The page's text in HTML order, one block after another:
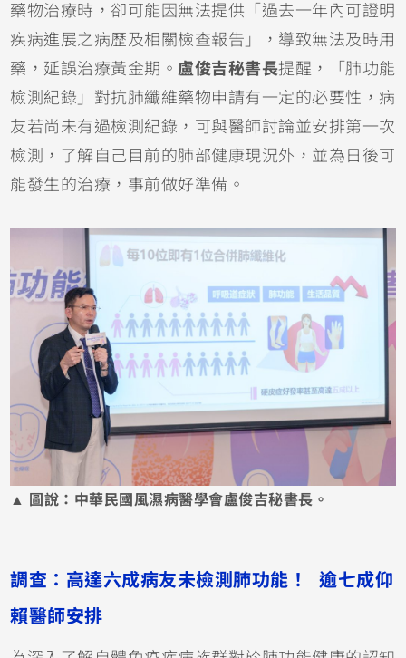
藥物治療時，卻可能因無法提供「過去一年內可證明
疾病進展之病歷及相關檢查報告」，導致無法及時用
藥，延誤治療黃金期。 盧俊吉秘書長提醒，「肺功能
檢測紀錄」對抗肺纖維藥物申請有一定的必要性，病
友若尚未有過檢測紀錄，可與醫師討論並安排第一次
檢測，了解自己目前的肺部健康現況外，並為日後可
能發生的治療，事前做好準備。
▲ 圖說：中華民國風濕病醫學會盧俊吉秘書長。
調查：高達六成病友未檢測肺功能！ 逾七成仰
賴醫師安排